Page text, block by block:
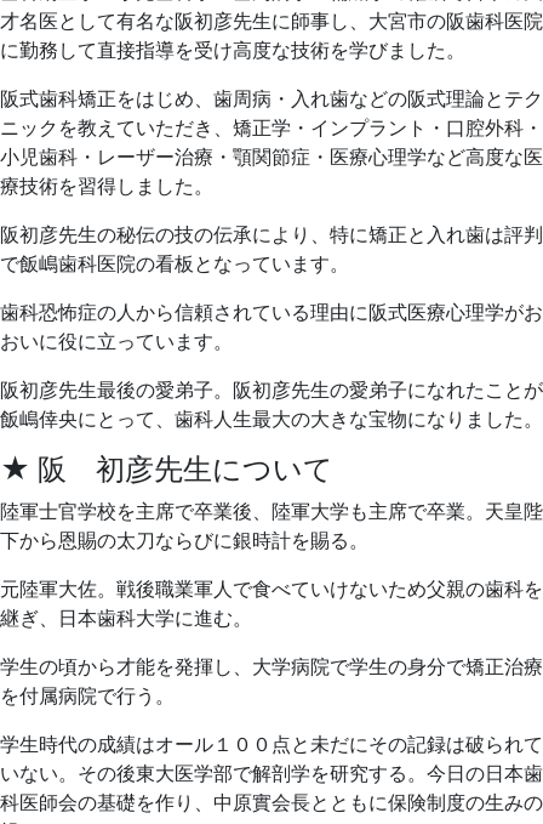
才名医として有名な阪初彦先生に師事し、大宮市の阪歯科医院
に勤務して直接指導を受け高度な技術を学びました。
阪式歯科矯正をはじめ、歯周病・入れ歯などの阪式理論とテク
ニックを教えていただき、矯正学・インプラント・口腔外科・
小児歯科・レーザー治療・顎関節症・医療心理学など高度な医
療技術を習得しました。
阪初彦先生の秘伝の技の伝承により、特に矯正と入れ歯は評判
で飯嶋歯科医院の看板となっています。
歯科恐怖症の人から信頼されている理由に阪式医療心理学がお
おいに役に立っています。
阪初彦先生最後の愛弟子。阪初彦先生の愛弟子になれたことが
飯嶋倖央にとって、歯科人生最大の大きな宝物になりました。
★ 阪 初彦先生について
陸軍士官学校を主席で卒業後、陸軍大学も主席で卒業。天皇陛
下から恩賜の太刀ならびに銀時計を賜る。
元陸軍大佐。戦後職業軍人で食べていけないため父親の歯科を
継ぎ、日本歯科大学に進む。
学生の頃から才能を発揮し、大学病院で学生の身分で矯正治療
を付属病院で行う。
学生時代の成績はオール１００点と未だにその記録は破られて
いない。その後東大医学部で解剖学を研究する。今日の日本歯
科医師会の基礎を作り、中原實会長とともに保険制度の生みの